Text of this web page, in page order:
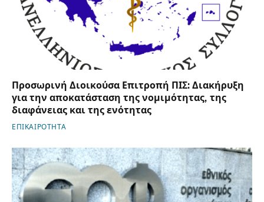
Προσωρινή Διοικούσα Επιτροπή ΠΙΣ: Διακήρυξη
για την αποκατάσταση της νομιμότητας, της
διαφάνειας και της ενότητας
ΕΠΙΚΑΙΡΟΤΗΤΑ